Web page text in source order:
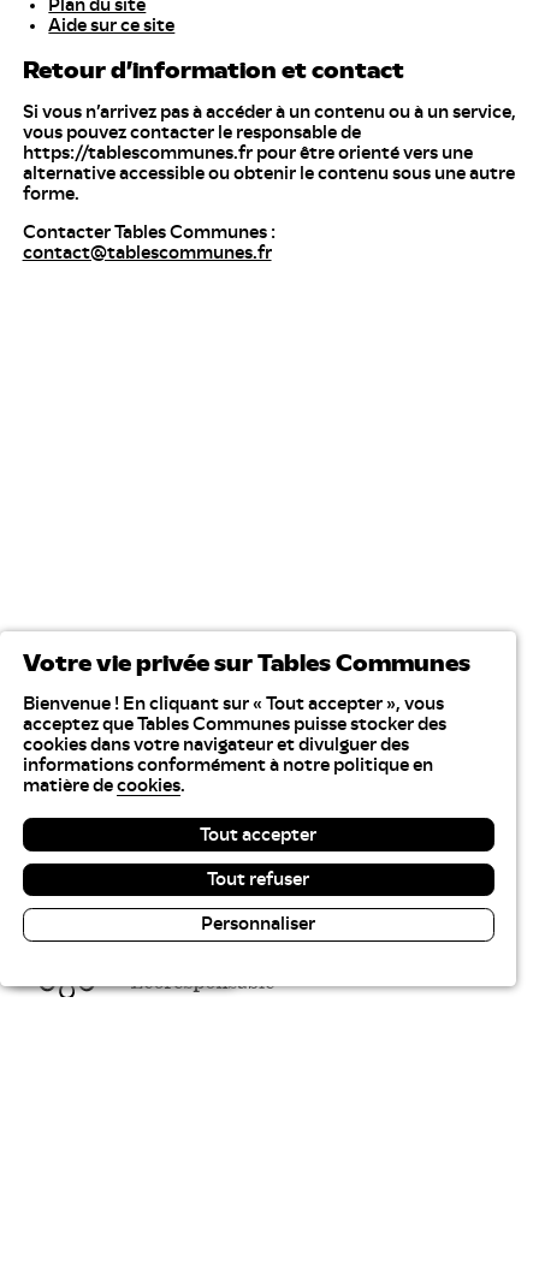
Plan du site
Aide sur ce site
Retour d’information et contact
Si vous n’arrivez pas à accéder à un contenu ou à un service,
vous pouvez contacter le responsable de
https://tablescommunes.fr pour être orienté vers une
alternative accessible ou obtenir le contenu sous une autre
forme.
Contacter Tables Communes :
contact@tablescommunes.fr
Votre vie privée sur Tables Communes
Bienvenue ! En cliquant sur « Tout accepter », vous
acceptez que Tables Communes puisse stocker des
cookies dans votre navigateur et divulguer des
informations conformément à notre politique en
matière de cookies.
Tout accepter
Tout refuser
Personnaliser